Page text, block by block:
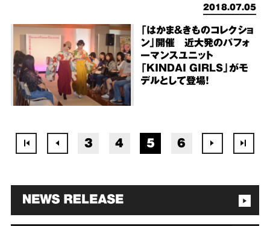
2018.07.05
「はかま＆きものコレクショ
ン」開催 近大発のパフォ
ーマンスユニット
「KINDAI GIRLS」がモ
デルとして登場！
3 4 5 6